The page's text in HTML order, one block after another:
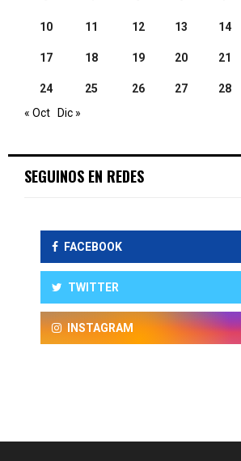
10 11 12 13 14
17 18 19 20 21
24 25 26 27 28
« Oct
Dic »
SEGUINOS EN REDES
FACEBOOK
TWITTER
INSTAGRAM